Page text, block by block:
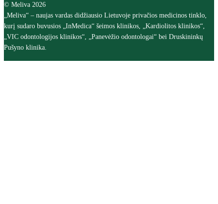
© Meliva 2026
„Meliva“ – naujas vardas didžiausio Lietuvoje privačios medicinos tinklo,
kurį sudaro buvusios „InMedica“ šeimos klinikos, „Kardiolitos klinikos“,
„VIC odontologijos klinikos“, „Panevėžio odontologai“ bei Druskininkų
Pušyno klinika.